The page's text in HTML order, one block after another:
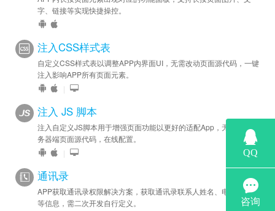
字、链接等实现快捷操控。
注入CSS样式表
自定义CSS样式表以调整APP内界面UI，无需改动页面源代码，一键
注入影响APP所有页面元素。
|
注入 JS 脚本
注入自定义JS脚本用于增强页面功能以更好的适配App，无需修改服
务器端页面源代码，在线配置。
|
通讯录
APP获取通讯录权限解决方案，获取通讯录联系人姓名、电话、邮件
等信息，需二次开发自行定义。